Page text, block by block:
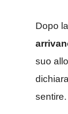
Dopo
suo
sentire.